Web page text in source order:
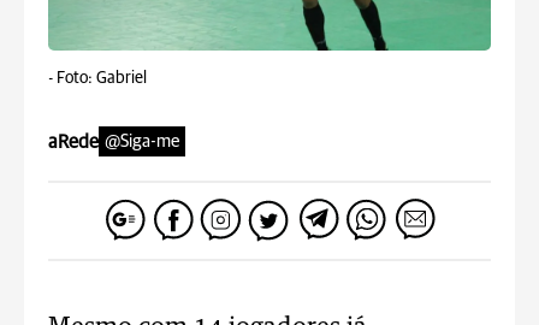
- Foto: Gabriel
aRede @Siga-me